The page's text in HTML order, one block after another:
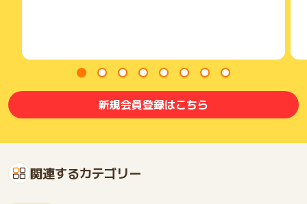
新規会員登録はこちら
関連するカテゴリー